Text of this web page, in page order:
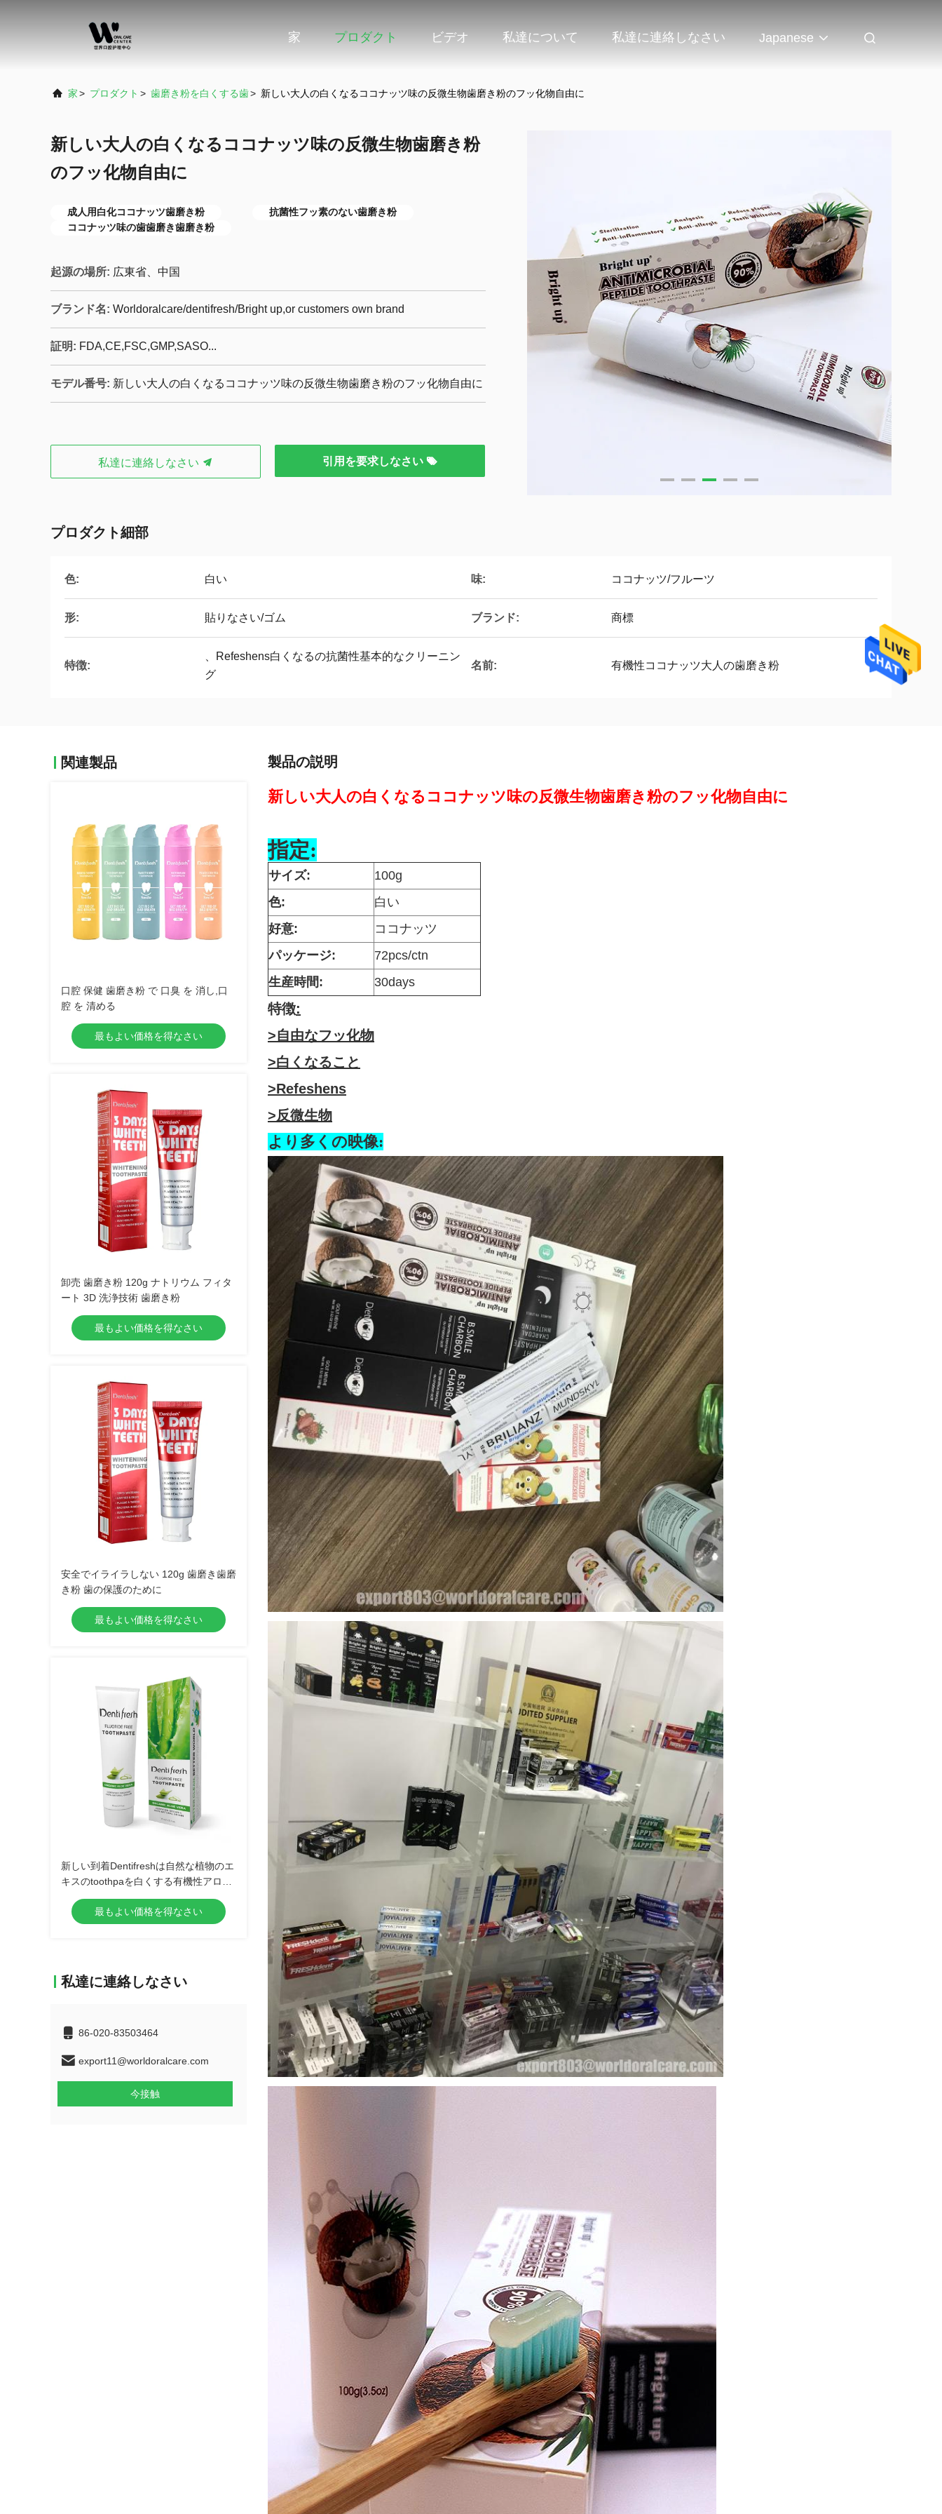
家 プロダクト ビデオ 私達について 私達に連絡しなさい Japanese
家> プロダクト > 歯磨き粉を白くする歯> 新しい大人の白くなるココナッツ味の反微生物歯磨き粉のフッ化物自由に
新しい大人の白くなるココナッツ味の反微生物歯磨き粉
のフッ化物自由に
成人用白化ココナッツ歯磨き粉
抗菌性フッ素のない歯磨き粉
ココナッツ味の歯歯磨き歯磨き粉
起源の場所: 広東省、中国
ブランド名: Worldoralcare/dentifresh/Bright up,or customers own brand
証明: FDA,CE,FSC,GMP,SASO...
モデル番号: 新しい大人の白くなるココナッツ味の反微生物歯磨き粉のフッ化物自由に
私達に連絡しなさい 引用を要求しなさい
プロダクト細部
色: 白い 味: ココナッツ/フルーツ
形: 貼りなさい/ゴム ブランド: 商標
特徴:
、Refeshens白くなるの抗菌性基本的なクリーニン
グ
名前: 有機性ココナッツ大人の歯磨き粉
関連製品
口腔 保健 歯磨き粉 で 口臭 を 消し,口
腔 を 清める
最もよい価格を得なさい
卸売 歯磨き粉 120g ナトリウム フィタ
ート 3D 洗浄技術 歯磨き粉
最もよい価格を得なさい
安全でイライラしない 120g 歯磨き歯磨
き粉 歯の保護のために
最もよい価格を得なさい
新しい到着Dentifreshは自然な植物のエ
キスのtoothpaを白くする有機性アロエ
のヴィエラの歯の手入れの重曹の歯を
証明した最もよい価格を得なさい
私達に連絡しなさい
86-020-83503464
export11@worldoralcare.com
今接触
製品の説明
新しい大人の白くなるココナッツ味の反微生物歯磨き粉のフッ化物自由に
指定:
サイズ:
100g
色:
白い
好意:
ココナッツ
パッケージ:
72pcs/ctn
生産時間:
30days
特徴:
>自由なフッ化物
>白くなること
>Refeshens
>反微生物
より多くの映像: